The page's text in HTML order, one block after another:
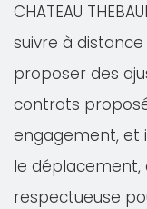
CHATEAU
suivre à
proposer des
contrats
engagement, et
le
respectueuse